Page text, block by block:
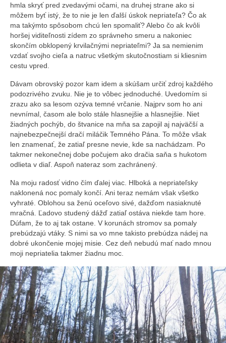
hmla skryť pred zvedavými očami, na druhej strane ako si
môžem byť istý, že to nie je len ďalší úskok nepriateľa? Čo ak
ma takýmto spôsobom chcú len spomaliť? Alebo čo ak kvôli
horšej viditeľnosti zídem zo správneho smeru a nakoniec
skončím obklopený krvilačnými nepriateľmi? Ja sa nemienim
vzdať svojho cieľa a natruc všetkým skutočnostiam si kliesnim
cestu vpred.
Dávam obrovský pozor kam idem a skúšam určiť zdroj každého
podozrivého zvuku. Nie je to vôbec jednoduché. Uvedomím si
zrazu ako sa lesom ozýva temné vrčanie. Najprv som ho ani
nevnímal, časom ale bolo stále hlasnejšie a hlasnejšie. Niet
žiadných pochýb, do štvanice na mňa sa zapojil aj najväčší a
najnebezpečnejší dračí miláčik Temného Pána. To môže však
len znamenať, že zatiaľ presne nevie, kde sa nachádzam. Po
takmer nekonečnej dobe počujem ako dračia saňa s hukotom
odlieta v diaľ. Aspoň nateraz som zachránený.
Na moju radosť vidno čím ďalej viac. Hlboká a nepriateľsky
naklonená noc pomaly končí. Ani teraz nemám však všetko
vyhraté. Oblohou sa ženú oceľovo sivé, dažďom nasiaknuté
mračná. Ľadovo studený dážď zatiaľ ostáva niekde tam hore.
Dúfam, že to aj tak ostane. V korunách stromov sa pomaly
prebúdzajú vtáky. S nimi sa vo mne takisto prebúdza nádej na
dobré ukončenie mojej misie. Cez deň nebudú mať nado mnou
moji nepriatelia takmer žiadnu moc.